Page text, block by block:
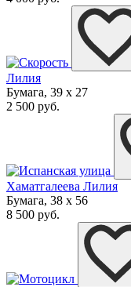
Лилия
Бумага, 39 x 27
2 500 руб.
Хаматгалеева Лилия
Бумага, 38 x 56
8 500 руб.